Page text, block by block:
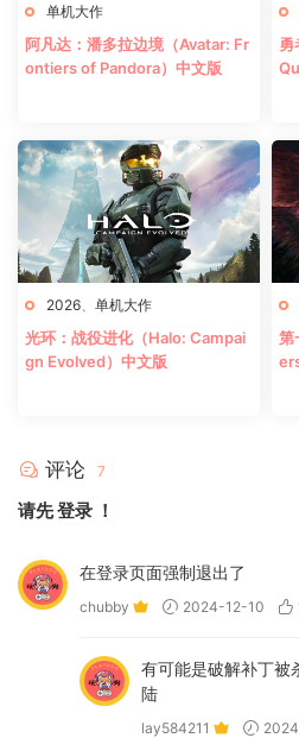
单机大作
阿凡达：潘多拉边境（Avatar: Fr
ontiers of Pandora）中文版
勇
2026 单机大作
光环：战役进化（Halo: Campai
gn Evolved）中文版
第
评论 7
请先登录 ！
在登录页面强制退出了
chubby 2024-12-10
有可能是破解补丁被
陆
lay584211